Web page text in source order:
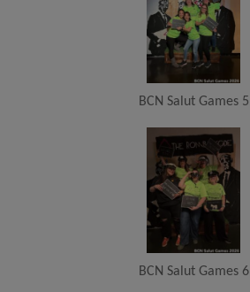
BCN Salut Games 5
BCN Salut Games 6